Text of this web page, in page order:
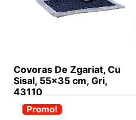
Covoras De Zgariat, Cu
Sisal, 55×35 cm, Gri,
43110
-30%
Promo!